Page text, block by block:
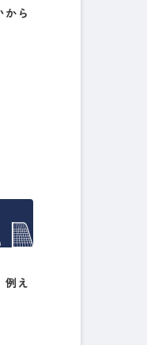
から
例え